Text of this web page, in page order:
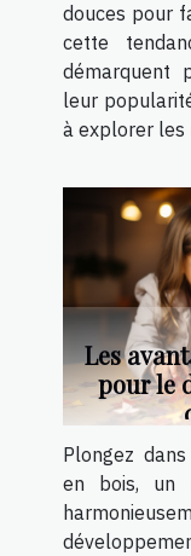
douces pour
cette
démarquent
leur
à explorer les
Les
pour le
Plongez
en bois, un